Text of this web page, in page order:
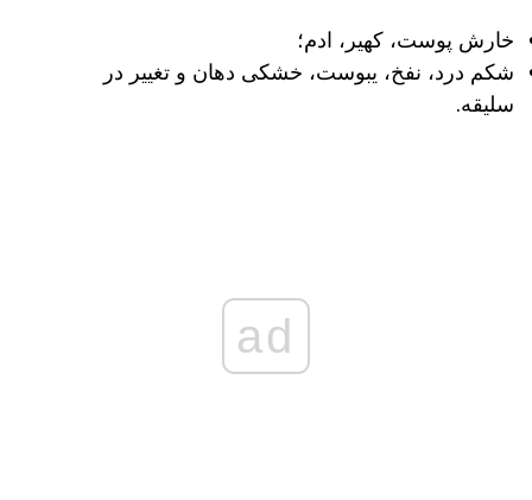
خارش پوست، کهیر، ادم؛
شکم درد، نفخ، یبوست، خشکی دهان و تغییر در
سلیقه.
ad